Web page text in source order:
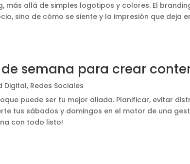
más allá de simples logotipos y colores. El
sino de cómo se siente y la impresión que deja
semana para crear
Digital, Redes Sociales
puede ser tu mejor aliada. Planificar, evitar
tus sábados y domingos en el motor de una
con todo listo!